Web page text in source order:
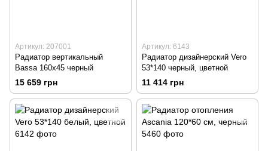
Артикул: 207001
Радиатор вертикальный
Bassa 160х45 черный
15 659 грн
Артикул: 6143
Радиатор дизайнерский Vero
53*140 черный, цветной
11 414 грн